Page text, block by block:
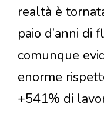
realtà è
paio d’anni di
comunque
enorme
+541% di